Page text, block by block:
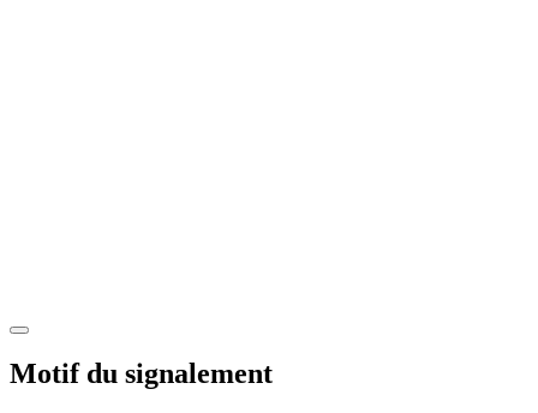
Motif du signalement